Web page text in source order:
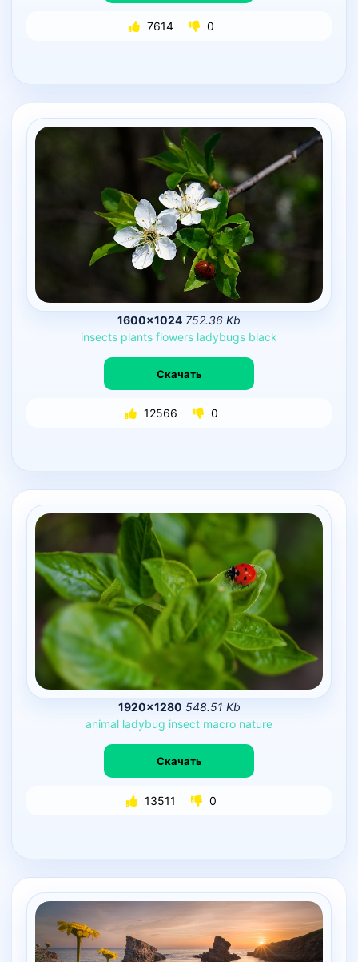
7614 0
1600×1024 752.36 Kb
insects plants flowers ladybugs black
Скачать
12566 0
1920×1280 548.51 Kb
animal ladybug insect macro nature
Скачать
13511 0